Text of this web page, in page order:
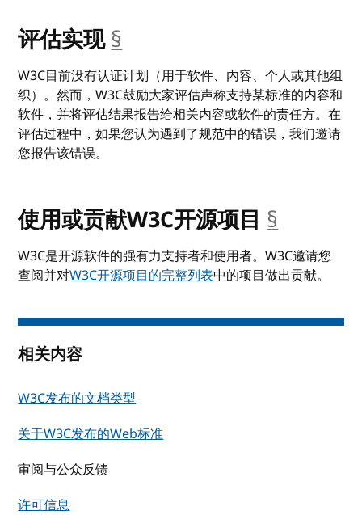
评估实现§
W3C目前没有认证计划（用于软件、内容、个人或其他组
织）。然而，W3C鼓励大家评估声称支持某标准的内容和
软件，并将评估结果报告给相关内容或软件的责任方。在
评估过程中，如果您认为遇到了规范中的错误，我们邀请
您报告该错误。
使用或贡献W3C开源项目 §
W3C是开源软件的强有力支持者和使用者。W3C邀请您
查阅并对W3C开源项目的完整列表中的项目做出贡献。
相关内容
W3C发布的文档类型
关于W3C发布的Web标准
审阅与公众反馈
许可信息